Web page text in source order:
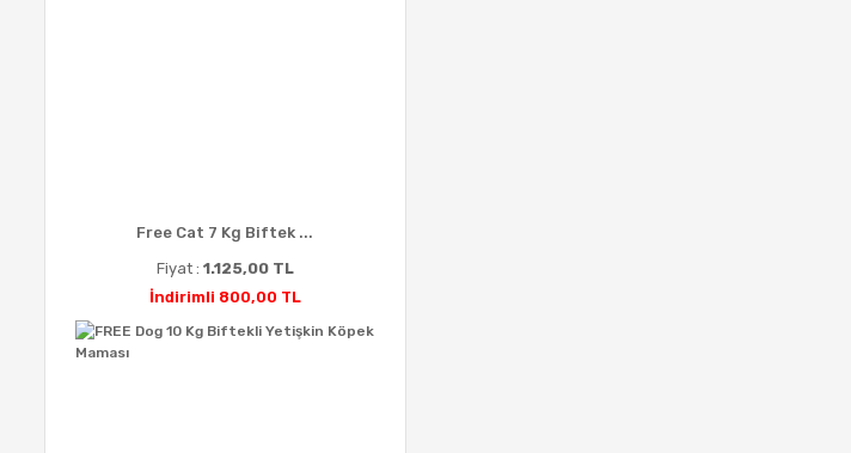
Free Cat 7 Kg Biftek ...
Fiyat : 1.125,00 TL
İndirimli 800,00 TL